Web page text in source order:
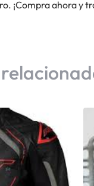
¡Compra ahora y